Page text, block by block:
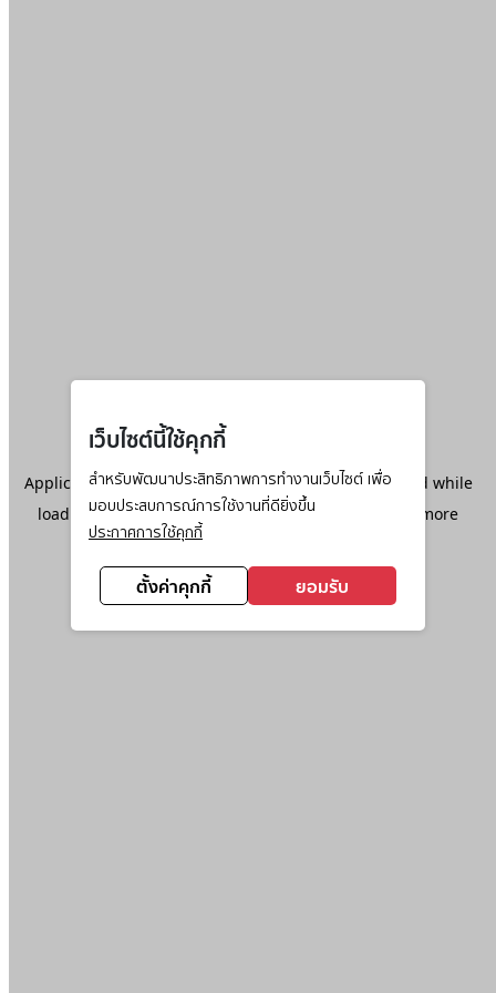
เว็บไซต์นี้ใช้คุกกี้
สำหรับพัฒนาประสิทธิภาพการทำงานเว็บไซต์ เพื่อ
มอบประสบการณ์การใช้งานที่ดียิ่งขึ้น
ประกาศการใช้คุกกี้
ตั้งค่าคุกกี้ ยอมรับ
Application error: aclient-side exception has occurred while
loadingwww.ktc.co.th(see the browser console
for more
information).